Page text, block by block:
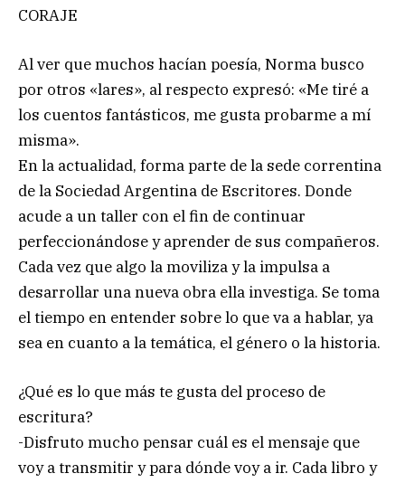
CORAJE
Al ver que muchos hacían poesía, Norma busco
por otros «lares», al respecto expresó: «Me tiré a
los cuentos fantásticos, me gusta probarme a mí
misma».
En la actualidad, forma parte de la sede correntina
de la Sociedad Argentina de Escritores. Donde
acude a un taller con el fin de continuar
perfeccionándose y aprender de sus compañeros.
Cada vez que algo la moviliza y la impulsa a
desarrollar una nueva obra ella investiga. Se toma
el tiempo en entender sobre lo que va a hablar, ya
sea en cuanto a la temática, el género o la historia.
¿Qué es lo que más te gusta del proceso de
escritura?
-Disfruto mucho pensar cuál es el mensaje que
voy a transmitir y para dónde voy a ir. Cada libro y